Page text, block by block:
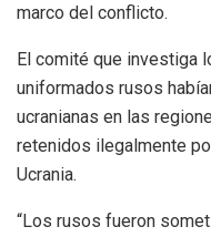
marco del conflicto.
El comité que investiga
uniformados rusos
ucranianas en las
retenidos ilegalmente
Ucrania.
“Los rusos fueron